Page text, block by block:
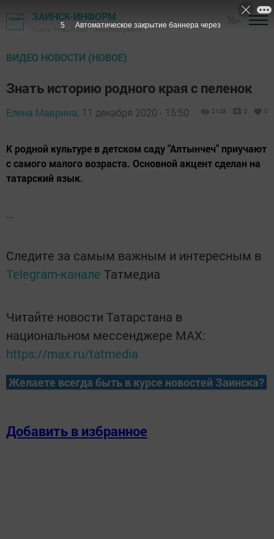
ЗАИНСК-ИНФОРМ
Газета "Новый Зай" - Заинский район
ВИДЕО НОВОСТИ (НОВОЕ)
Знать историю родного края с пеленок
Елена Маврина, 11 декабря 2020 - 15:50 2148 0 0
К родной культуре в детском саду "Алтынчеч" приучают
с самого малого возраста. Основной акцент сделан на
татарский язык.
...
Следите за самым важным и интересным в
Telegram-канале Татмедиа
Читайте новости Татарстана в
национальном мессенджере MАХ:
https://max.ru/tatmedia
Желаете всегда быть в курсе новостей Заинска?
Добавить в избранное
5 Автоматическое закрытие баннера через